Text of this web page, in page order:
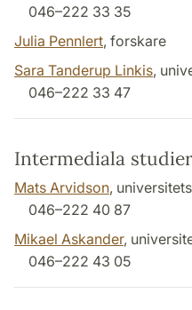
046–222 33 35
Julia Pennlert, forskare
Sara Tanderup Linkis,
046–222 33 47
Intermediala studier
Mats Arvidson,
046–222 40 87
Mikael Askander,
046–222 43 05